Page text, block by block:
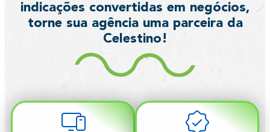
indicações convertidas em negócios,
torne sua agência uma parceira da
Celestino!